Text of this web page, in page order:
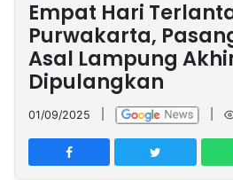
Nasional
International
Olahraga
Entertainment
Daerah
Pariwisata
Kuliner
Kolom
Network
PT
TREETAN
MULTIMEDIA
INDONESIA
Empat Hari
Purwakarta,
Asal Lampung
Dipulangkan
01/09/2025